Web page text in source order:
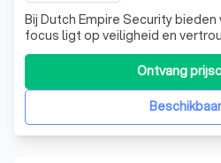
Bij Dutch Empire Security
focus ligt op veiligheid en
maat gemaakte oplossingen die
Ontvang